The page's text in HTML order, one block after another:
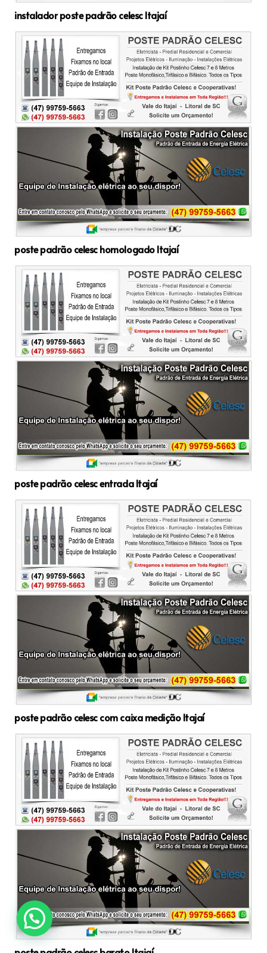
instalador poste padrão celesc Itajaí
poste padrão celesc homologado Itajaí
poste padrão celesc entrada Itajaí
poste padrão celesc com caixa medição Itajaí